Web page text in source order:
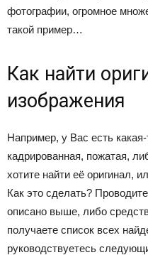
фотографии, огромное
такой пример…
Как найти
изображения
Например, у Вас есть
кадрированная, пожатая,
хотите найти её оригинал,
Как это сделать?
описано выше, либо
получаете список всех
руководствуетесь